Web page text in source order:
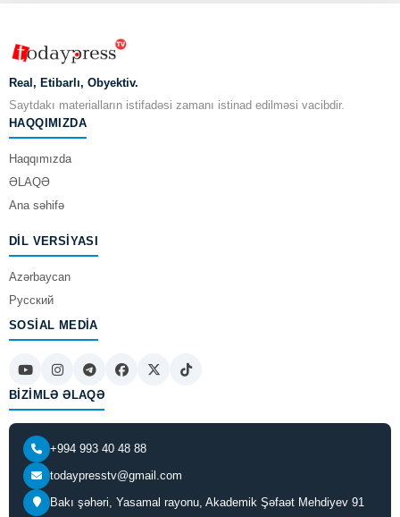
Real, Etibarlı, Obyektiv.
Saytdakı materialların istifadəsi zamanı istinad edilməsi vacibdir.
HAQQIMIZDA
Haqqımızda
ƏLAQƏ
Ana səhifə
DIL VERSIYASI
Azərbaycan
Русский
SOSIAL MEDIA
BIZIMLƏ ƏLAQƏ
+994 993 40 48 88
todaypresstv@gmail.com
Bakı şəhəri, Yasamal rayonu, Akademik Şəfaət Mehdiyev 91